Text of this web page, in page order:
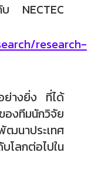
NECTEC
research-
ย่างยิ่ง ที่ได้
งทีมนักวิจัย
ฒนาประเทศ
โลกต่อไปใน